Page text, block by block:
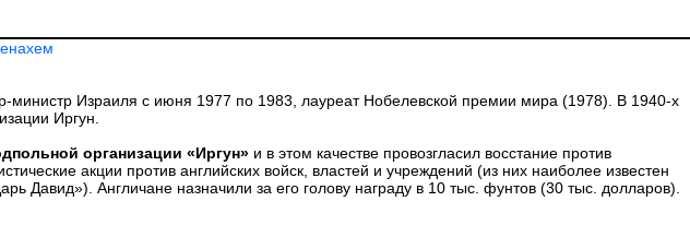
министр Израиля с июня 1977 по 1983, лауреат Нобелевской премии мира (1978). В 1940-х
Иргун.
организации «Иргун» и в этом качестве провозгласил восстание против
акции против английских войск, властей и учреждений (из них наиболее известен
Давид»). Англичане назначили за его голову награду в 10 тыс. фунтов (30 тыс. долларов).